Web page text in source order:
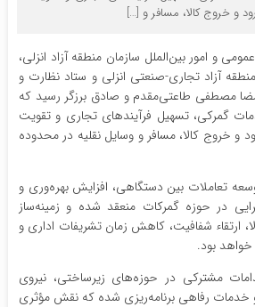
و خروج کالا، مسافر و […]
و امور بین‌الملل سازمان منطقه آزاد انزلی،
آزاد تجاری-صنعتی انزلی و ستاد نظارت و
مصطفی طاعتی‌مقدم و صادق برزگر رسید که
گمرکی، تسهیل فرآیندهای تجاری و تقویت
و خروج کالا، مسافر و وسایل نقلیه در محدوده
تعاملات بین دستگاهی، افزایش بهره‌وری و
در حوزه گمرکات منعقد شده و زمینه‌ساز
ارتقاء شفافیت، کاهش زمان تشریفات اداری و
بود.
مشترکی در حوزه‌های زیرساختی، نیروی
و خدمات رفاهی برنامه‌ریزی شده که نقش مؤثری